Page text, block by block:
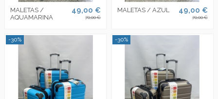
MALETAS /
AQUAMARINA
49,00 €
70,00 €
MALETAS / AZUL 49,00 €
70,00 €
-30% -30%